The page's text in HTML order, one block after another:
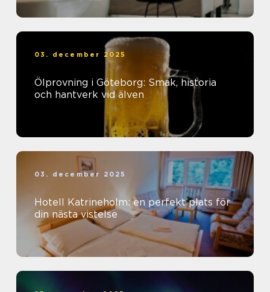
03. december 2025
Ölprovning i Göteborg: Smak, historia
och hantverk vid älven
03. december 2025
Hotell Katrineholm: en perfekt plats för
din nästa vistelse